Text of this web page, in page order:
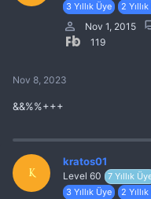
3 Yıllık Üye
2
Nov 1, 2015
119
Nov 8, 2023
&&%%+++
K
kratos01
Level 60 7 Yıllık
3 Yıllık Üye
2